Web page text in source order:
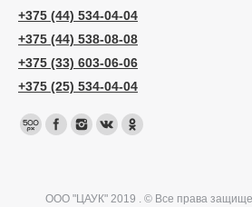
+375 (44) 534-04-04
+375 (44) 538-08-08
+375 (33) 603-06-06
+375 (25) 534-04-04
ООО "ЦАУК" 2019 . © Все права